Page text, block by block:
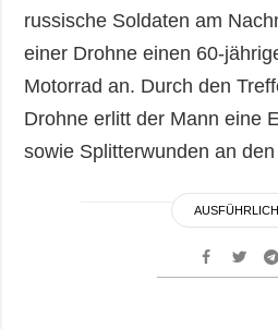
russische Soldaten am
einer Drohne einen 60-
Motorrad an. Durch den
Drohne erlitt der Mann eine
sowie Splitterwunden an